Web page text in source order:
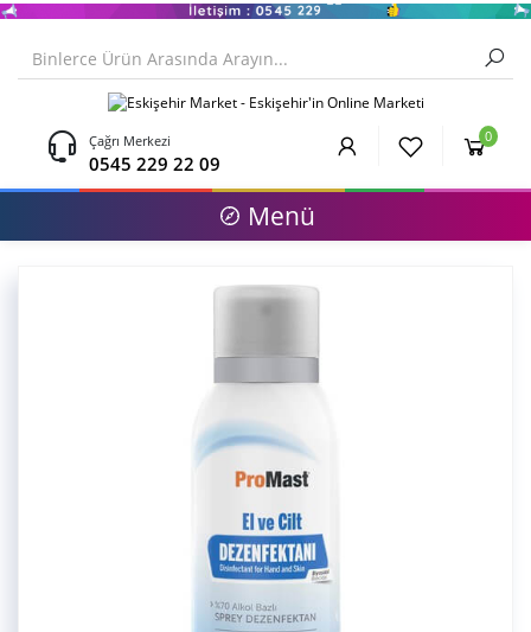
Çağrı Merkezi
0545 229 22 09
0
Menü